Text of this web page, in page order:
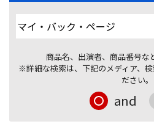
商品名、出演者、商品番号な
※詳細な検索は、下記のメディア、
ださい。
and